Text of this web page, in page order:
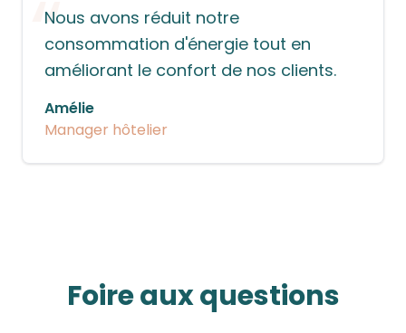
“
Nous avons réduit notre
consommation d'énergie tout en
améliorant le confort de nos clients.
Amélie
Manager hôtelier
Foire aux questions